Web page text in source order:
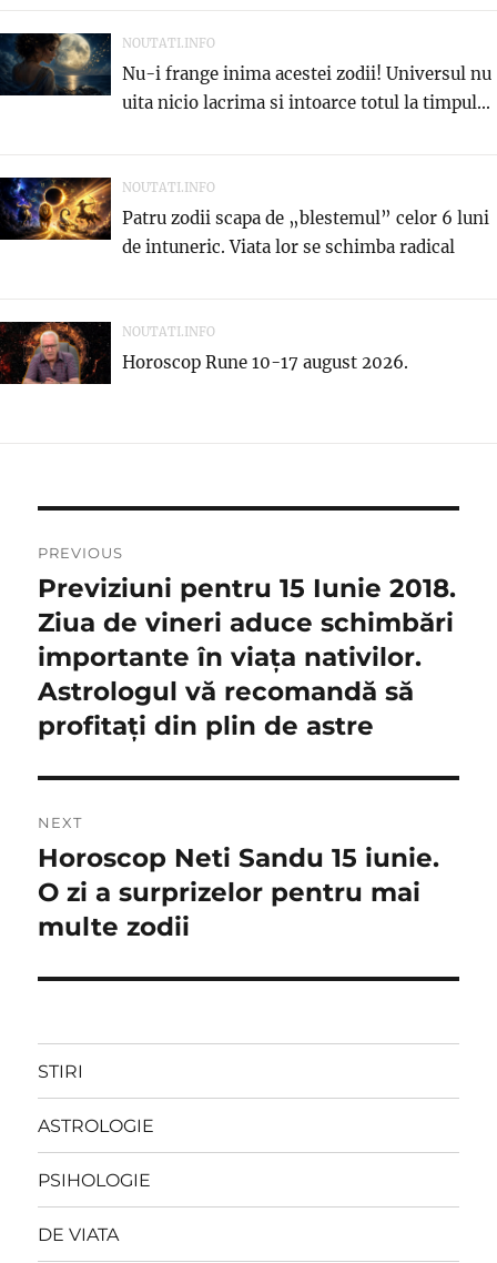
NOUTATI.INFO
Nu-i frange inima acestei zodii! Universul nu
uita nicio lacrima si intoarce totul la timpul...
NOUTATI.INFO
Patru zodii scapa de „blestemul” celor 6 luni
de intuneric. Viata lor se schimba radical
NOUTATI.INFO
Horoscop Rune 10-17 august 2026.
în
articole
PREVIOUS
Previous
post:
Previziuni pentru 15 Iunie 2018.
Ziua de vineri aduce schimbări
importante în viața nativilor.
Astrologul vă recomandă să
profitați din plin de astre
NEXT
Next
post:
Horoscop Neti Sandu 15 iunie.
O zi a surprizelor pentru mai
multe zodii
STIRI
ASTROLOGIE
PSIHOLOGIE
DE VIATA